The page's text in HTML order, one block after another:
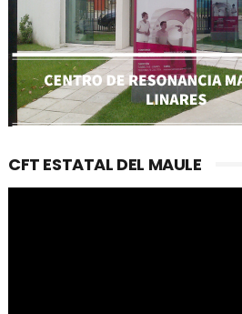
CFT ESTATAL DEL MAULE